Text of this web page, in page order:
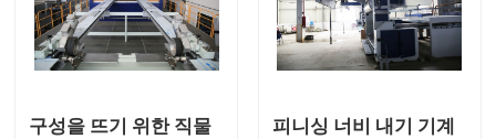
허풍 너비 내기 기계
구성 너비 내기 기계
구성을 뜨기 위한 직물
피니싱 너비 내기 기계